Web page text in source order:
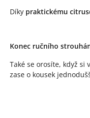
Díky praktickému
Konec ručního
Také se orosíte, když si
zase o kousek